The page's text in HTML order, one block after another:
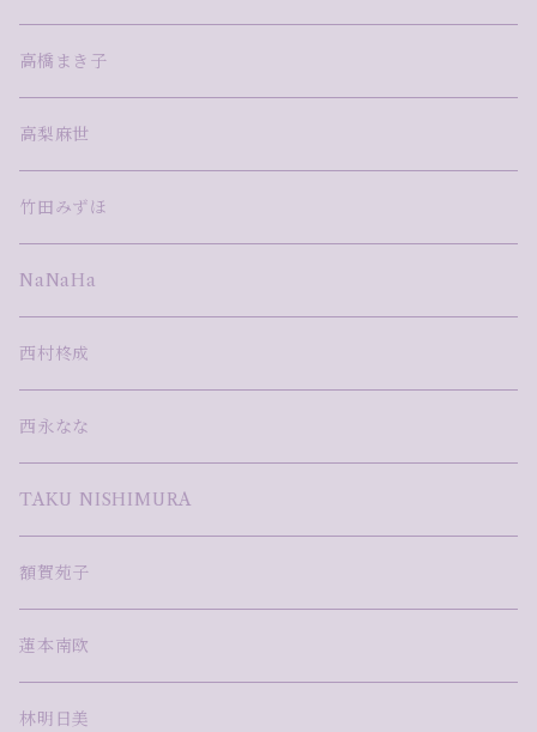
高橋まき子
高梨麻世
竹田みずほ
NaNaHa
西村柊成
西永なな
TAKU NISHIMURA
額賀苑子
蓮本南欧
林明日美